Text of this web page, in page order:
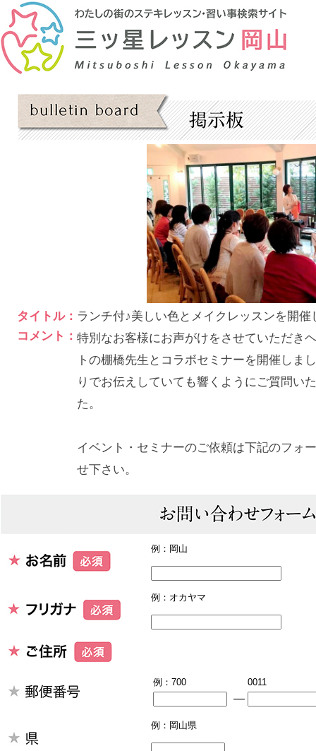
タイトル： ランチ付♪美しい色とメイクレッスンを開催
コメント： 特別なお客様にお声がけをさせていただき
トの棚橋先生とコラボセミナーを開催しま
りでお伝えしていても響くようにご質問い
た。
イベント・セミナーのご依頼は下記のフォ
せ下さい。
例：岡山
例：オカヤマ
例：700 0011
―
例：岡山県